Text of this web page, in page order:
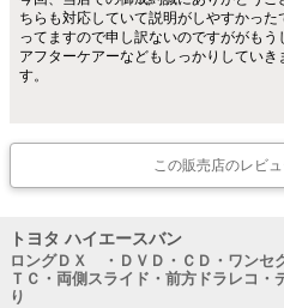
ちらも対応していて説明がしやすかっ
ってますので申し訳ないのですががも
アフターケアーなどもしっかりしてい
す。
この販売店のレビ
トヨタ ハイエースバン
ロングＤＸ ・ＤＶＤ・ＣＤ・ワンセ
ＴＣ・両側スライド・前方ドラレコ
り